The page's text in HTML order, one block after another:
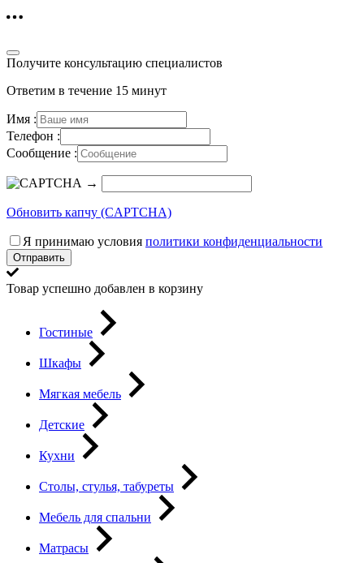
Получите консультацию специалистов
Ответим в течение 15 минут
Имя :
Телефон :
Сообщение :
→
Обновить капчу (CAPTCHA)
Я принимаю условия политики конфиденциальности
Отправить
Товар успешно добавлен в корзину
Гостиные
Шкафы
Мягкая мебель
Детские
Кухни
Столы, стулья, табуреты
Мебель для спальни
Матрасы